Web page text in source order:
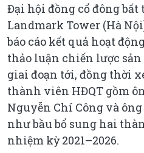
Đại hội đồng cổ đông bất
Landmark Tower (Hà
báo cáo kết quả hoạt
thảo luận chiến lược
giai đoạn tới, đồng thời
thành viên HĐQT gồm
Nguyễn Chí Công và
như bầu bổ sung hai
nhiệm kỳ 2021–2026.